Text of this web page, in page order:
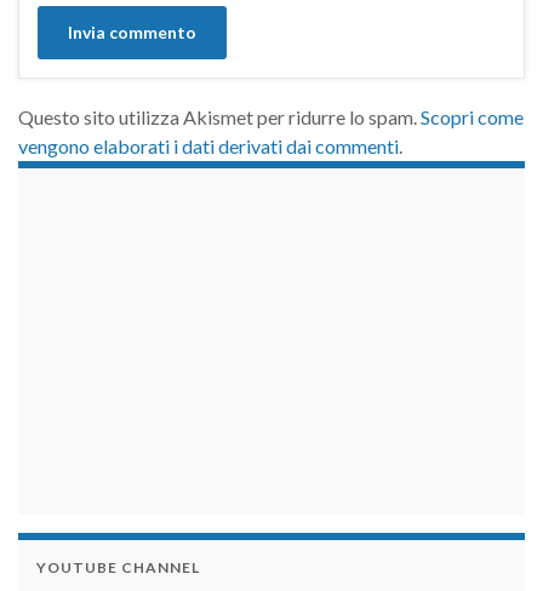
Questo sito utilizza Akismet per ridurre lo spam.Scopri come
vengono elaborati i dati derivati dai commenti.
YOUTUBE CHANNEL